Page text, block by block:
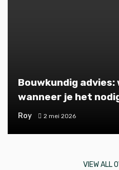
Bouwkundig
wanneer je het
Roy 2 mei 2026
VIEW ALL